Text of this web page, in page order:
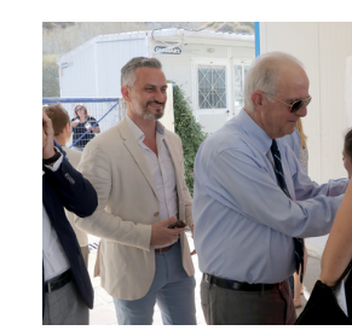
2013
2012
2011
2010
2006
ΤΟΠΟΣ